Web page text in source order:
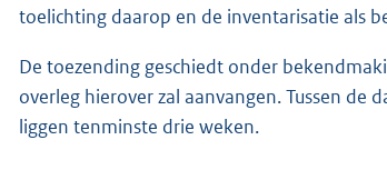
toelichting daarop en de inventarisatie als
De toezending geschiedt onder
overleg hierover zal aanvangen. Tussen
liggen tenminste drie weken.